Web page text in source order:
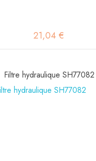
21,04 €
Filtre hydraulique SH77082